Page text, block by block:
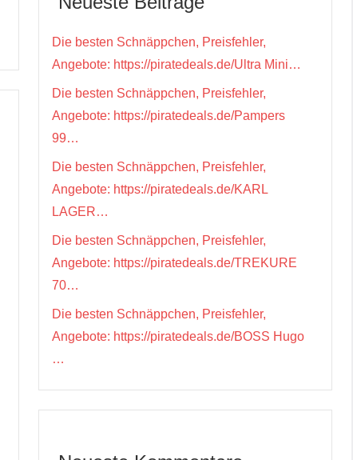
Die besten Schnäppchen, Preisfehler,
Angebote: https://piratedeals.de/Ultra Mini…
Die besten Schnäppchen, Preisfehler,
Angebote: https://piratedeals.de/Pampers
99…
Die besten Schnäppchen, Preisfehler,
Angebote: https://piratedeals.de/KARL
LAGER…
Die besten Schnäppchen, Preisfehler,
Angebote: https://piratedeals.de/TREKURE
70…
Die besten Schnäppchen, Preisfehler,
Angebote: https://piratedeals.de/BOSS Hugo
…